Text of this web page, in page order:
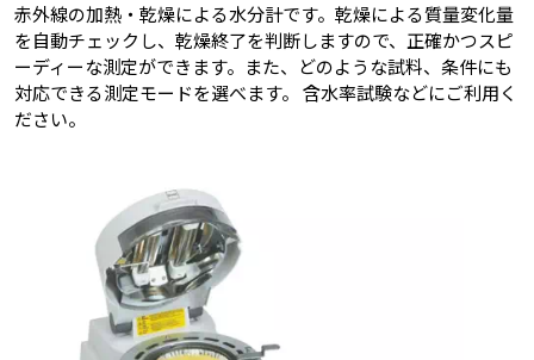
赤外線の加熱・乾燥による水分計です。乾燥による質量変化量
を自動チェックし、乾燥終了を判断しますので、正確かつスピ
ーディーな測定ができます。また、どのような試料、条件にも
対応できる測定モードを選べます。 含水率試験などにご利用く
ださい。